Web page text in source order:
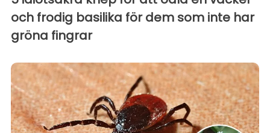
och frodig basilika för dem som inte har
gröna fingrar